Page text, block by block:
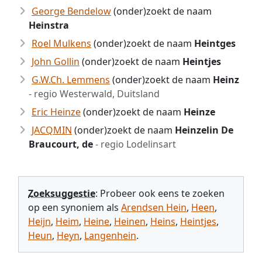
George Bendelow(onder)zoekt de naam
Heinstra
Roel Mulkens (onder)zoekt de naam Heintges
John Gollin (onder)zoekt de naam Heintjes
G.W.Ch. Lemmens (onder)zoekt de naam Heinz
- regio Westerwald, Duitsland
Eric Heinze(onder)zoekt de naam Heinze
JACQMIN (onder)zoekt de naam Heinzelin De
Braucourt, de- regio Lodelinsart
Zoeksuggestie: Probeer ook eens te zoeken
op een synoniem als Arendsen Hein, Heen,
Heijn, Heim, Heine, Heinen, Heins, Heintjes,
Heun, Heyn, Langenhein.